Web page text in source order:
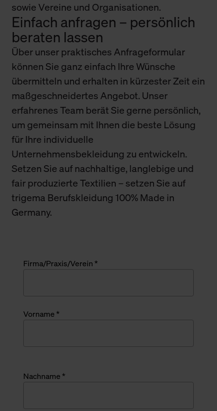
sowie Vereine und Organisationen.
Einfach anfragen – persönlich
beraten lassen
Über unser praktisches Anfrageformular
können Sie ganz einfach Ihre Wünsche
übermitteln und erhalten in kürzester Zeit ein
maßgeschneidertes Angebot. Unser
erfahrenes Team berät Sie gerne persönlich,
um gemeinsam mit Ihnen die beste Lösung
für Ihre individuelle
Unternehmensbekleidung zu entwickeln.
Setzen Sie auf nachhaltige, langlebige und
fair produzierte Textilien – setzen Sie auf
trigema Berufskleidung 100% Made in
Germany.
Firma/Praxis/Verein *
Vorname *
Nachname *